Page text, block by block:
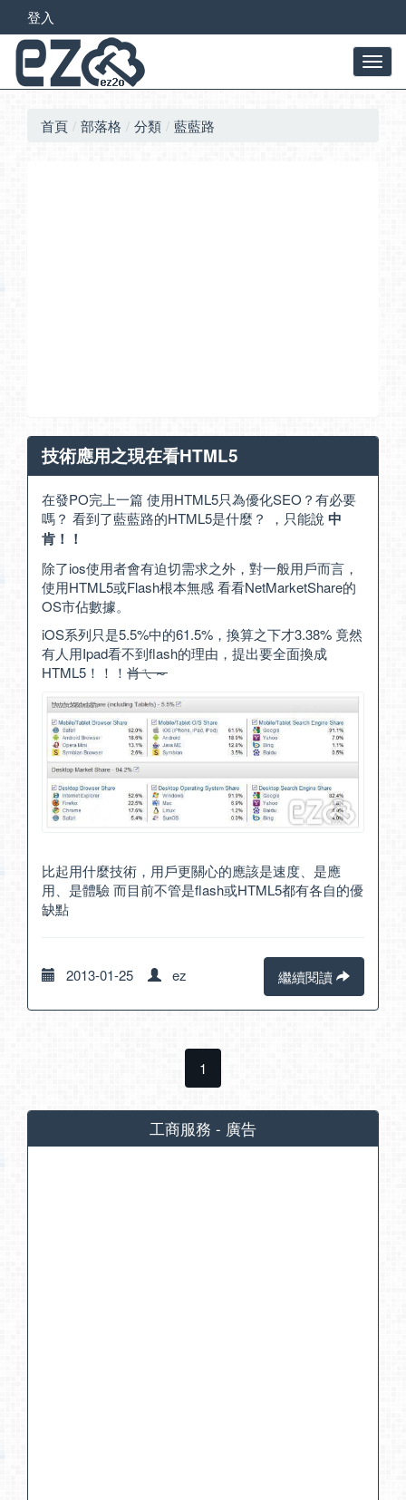
登入
首頁 部落格 分類 藍藍路
技術應用之現在看HTML5
在發PO完上一篇 使用HTML5只為優化SEO？有必要
嗎？ 看到了藍藍路的HTML5是什麼？ ，只能說 中
肯！！
除了ios使用者會有迫切需求之外，對一般用戶而言，
使用HTML5或Flash根本無感 看看NetMarketShare的
OS市佔數據。
iOS系列只是5.5%中的61.5%，換算之下才3.38% 竟然
有人用Ipad看不到flash的理由，提出要全面換成
HTML5！！！ 肖ㄟ～
比起用什麼技術，用戶更關心的應該是速度、是應
用、是體驗 而目前不管是flash或HTML5都有各自的優
缺點
2013-01-25 ez 繼續閱讀
1
工商服務 - 廣告